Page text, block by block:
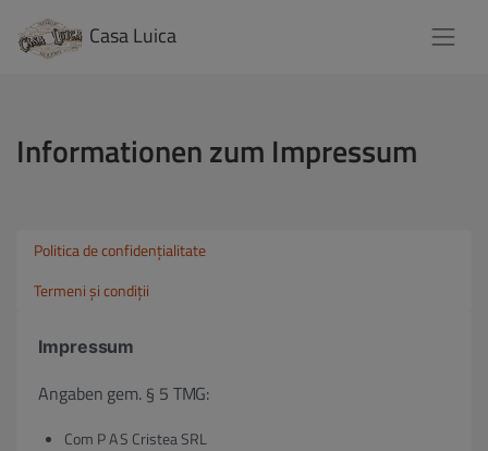
Casa Luica
Informationen zum Impressum
Politica de confidențialitate
Termeni și condiții
Impressum
Angaben gem. § 5 TMG:
Com P A S Cristea SRL